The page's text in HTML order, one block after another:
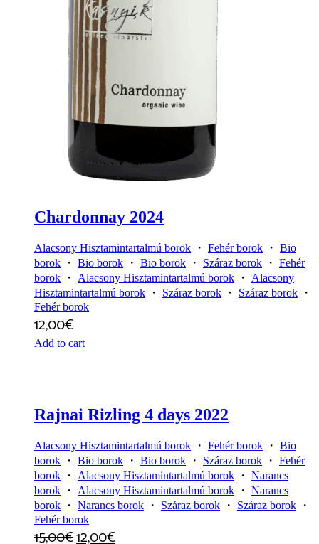
Chardonnay 2024
Alacsony Hisztamintartalmú borok ・ Fehér borok ・ Bio
borok ・ Bio borok ・ Bio borok ・ Száraz borok ・ Fehér
borok ・ Alacsony Hisztamintartalmú borok ・ Alacsony
Hisztamintartalmú borok ・ Száraz borok ・ Száraz borok ・
Fehér borok
12,00€
Add to cart
Rajnai Rizling 4 days 2022
Alacsony Hisztamintartalmú borok ・ Fehér borok ・ Bio
borok ・ Bio borok ・ Bio borok ・ Száraz borok ・ Fehér
borok ・ Alacsony Hisztamintartalmú borok ・ Narancs
borok ・ Alacsony Hisztamintartalmú borok ・ Narancs
borok ・ Narancs borok ・ Száraz borok ・ Száraz borok ・
Fehér borok
15,00€12,00€